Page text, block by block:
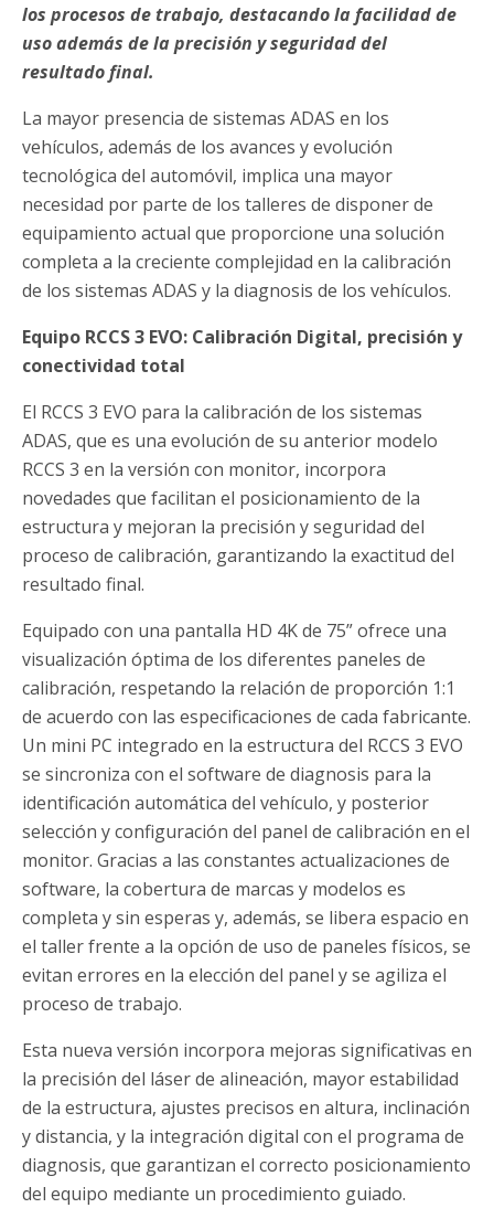
los procesos de trabajo, destacando la facilidad de
uso además de la precisión y seguridad del
resultado final.
La mayor presencia de sistemas ADAS en los
vehículos, además de los avances y evolución
tecnológica del automóvil, implica una mayor
necesidad por parte de los talleres de disponer de
equipamiento actual que proporcione una solución
completa a la creciente complejidad en la calibración
de los sistemas ADAS y la diagnosis de los vehículos.
Equipo RCCS 3 EVO: Calibración Digital, precisión y
conectividad total
El RCCS 3 EVO para la calibración de los sistemas
ADAS, que es una evolución de su anterior modelo
RCCS 3 en la versión con monitor, incorpora
novedades que facilitan el posicionamiento de la
estructura y mejoran la precisión y seguridad del
proceso de calibración, garantizando la exactitud del
resultado final.
Equipado con una pantalla HD 4K de 75” ofrece una
visualización óptima de los diferentes paneles de
calibración, respetando la relación de proporción 1:1
de acuerdo con las especificaciones de cada fabricante.
Un mini PC integrado en la estructura del RCCS 3 EVO
se sincroniza con el software de diagnosis para la
identificación automática del vehículo, y posterior
selección y configuración del panel de calibración en el
monitor. Gracias a las constantes actualizaciones de
software, la cobertura de marcas y modelos es
completa y sin esperas y, además, se libera espacio en
el taller frente a la opción de uso de paneles físicos, se
evitan errores en la elección del panel y se agiliza el
proceso de trabajo.
Esta nueva versión incorpora mejoras significativas en
la precisión del láser de alineación, mayor estabilidad
de la estructura, ajustes precisos en altura, inclinación
y distancia, y la integración digital con el programa de
diagnosis, que garantizan el correcto posicionamiento
del equipo mediante un procedimiento guiado.